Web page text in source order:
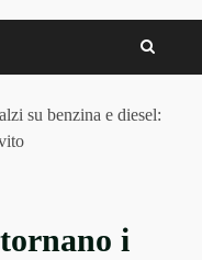
su benzina e diesel:
i